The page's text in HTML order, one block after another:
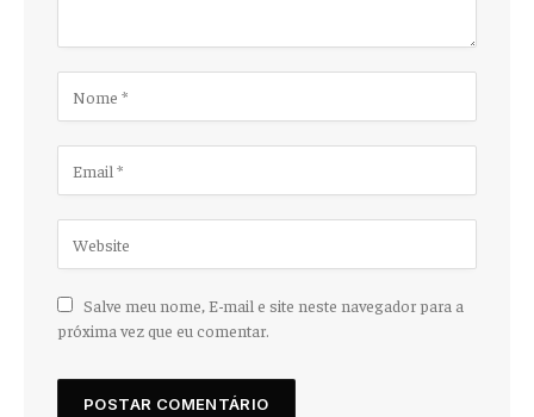
Salve meu nome, E-mail e site neste navegador para a
próxima vez que eu comentar.